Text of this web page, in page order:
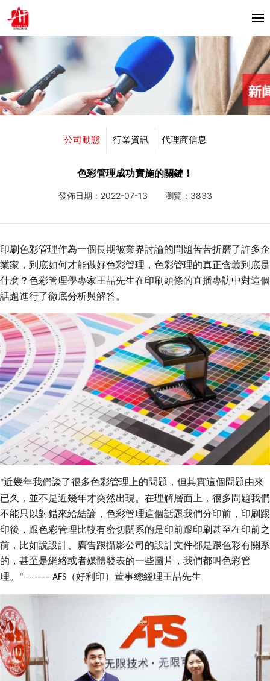
首頁
關於我們
產品中心
Horizon
Foliant
Zechini
合作夥伴
解決方案
行業資訊
代理商信息
公司動態 行業資訊 代理商信息
色彩管理成功實施的關鍵！
發佈日期：2022-07-13 瀏覽：3833
印刷色彩管理作為一個長期被業界討論的問題苦苦折磨了許多企
業家，到底如何才能做好色彩管理，色彩管理的真正含義到底是
什麽？色彩管理學專家王喆先生在印刷頭條的直播專訪中對這個
話題進行了徹底分析與解答。
"近幾年我們談了很多色彩管理上的問題，但其實這個問題由來
已久，並不是近幾年才突然出現。在理解層面上，很多問題我們
不能只以對錯來給結論，色彩管理這個話題我們分印前，印刷跟
印後，跟色彩管理比較有密切關系的是印前跟印刷甚至在印前之
前，比如說設計、廣告跟攝影公司的設計文件都是跟色彩有關系
的，甚至是網絡或者媒體發表的一些圖片，我們都叫色彩管
理。 " ---------AFS （好利印）董事總經理王喆先生